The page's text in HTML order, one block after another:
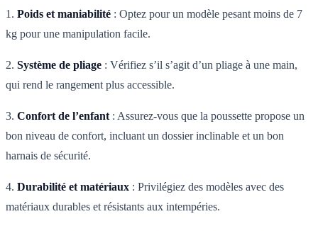
1. Poids et maniabilité : Optez pour un modèle pesant moins de 7
kg pour une manipulation facile.
2. Système de pliage : Vérifiez s’il s’agit d’un pliage à une main,
qui rend le rangement plus accessible.
3. Confort de l’enfant : Assurez-vous que la poussette propose un
bon niveau de confort, incluant un dossier inclinable et un bon
harnais de sécurité.
4. Durabilité et matériaux : Privilégiez des modèles avec des
matériaux durables et résistants aux intempéries.